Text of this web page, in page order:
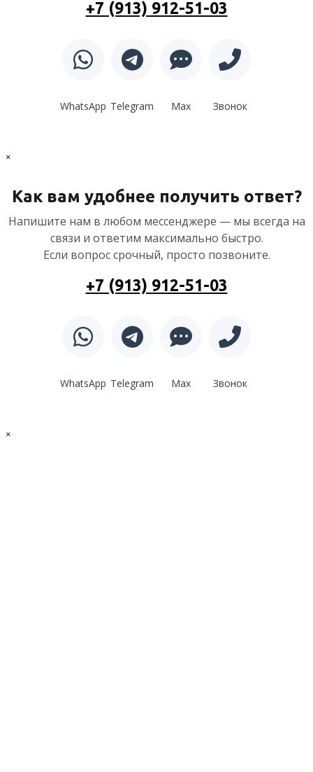
+7 (913) 912-51-03
WhatsApp Telegram Max Звонок
×
Как вам удобнее получить ответ?
Напишите нам в любом мессенджере — мы всегда на
связи и ответим максимально быстро.
Если вопрос срочный, просто позвоните.
+7 (913) 912-51-03
WhatsApp Telegram Max Звонок
×